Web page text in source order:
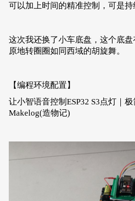
可以加上时间的精准控制，可是持
这次我还换了小车底盘，这个底
原地转圈圈如同西域的胡旋舞。
【编程环境配置】
让小智语音控制ESP32 S3点灯｜
Makelog(造物记)